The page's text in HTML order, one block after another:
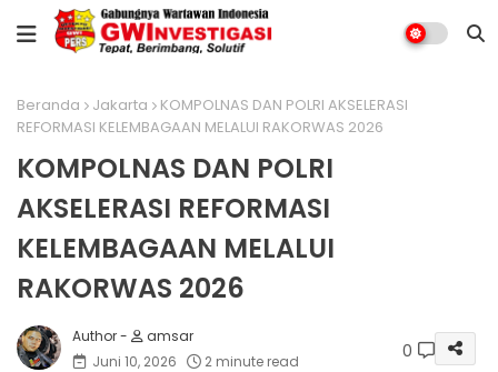
Beranda Jakarta
KOMPOLNAS DAN POLRI AKSELERASI
REFORMASI KELEMBAGAAN MELALUI RAKORWAS 2026
KOMPOLNAS DAN POLRI
AKSELERASI REFORMASI
KELEMBAGAAN MELALUI
RAKORWAS 2026
amsar
Juni 10, 2026
2 minute read 0